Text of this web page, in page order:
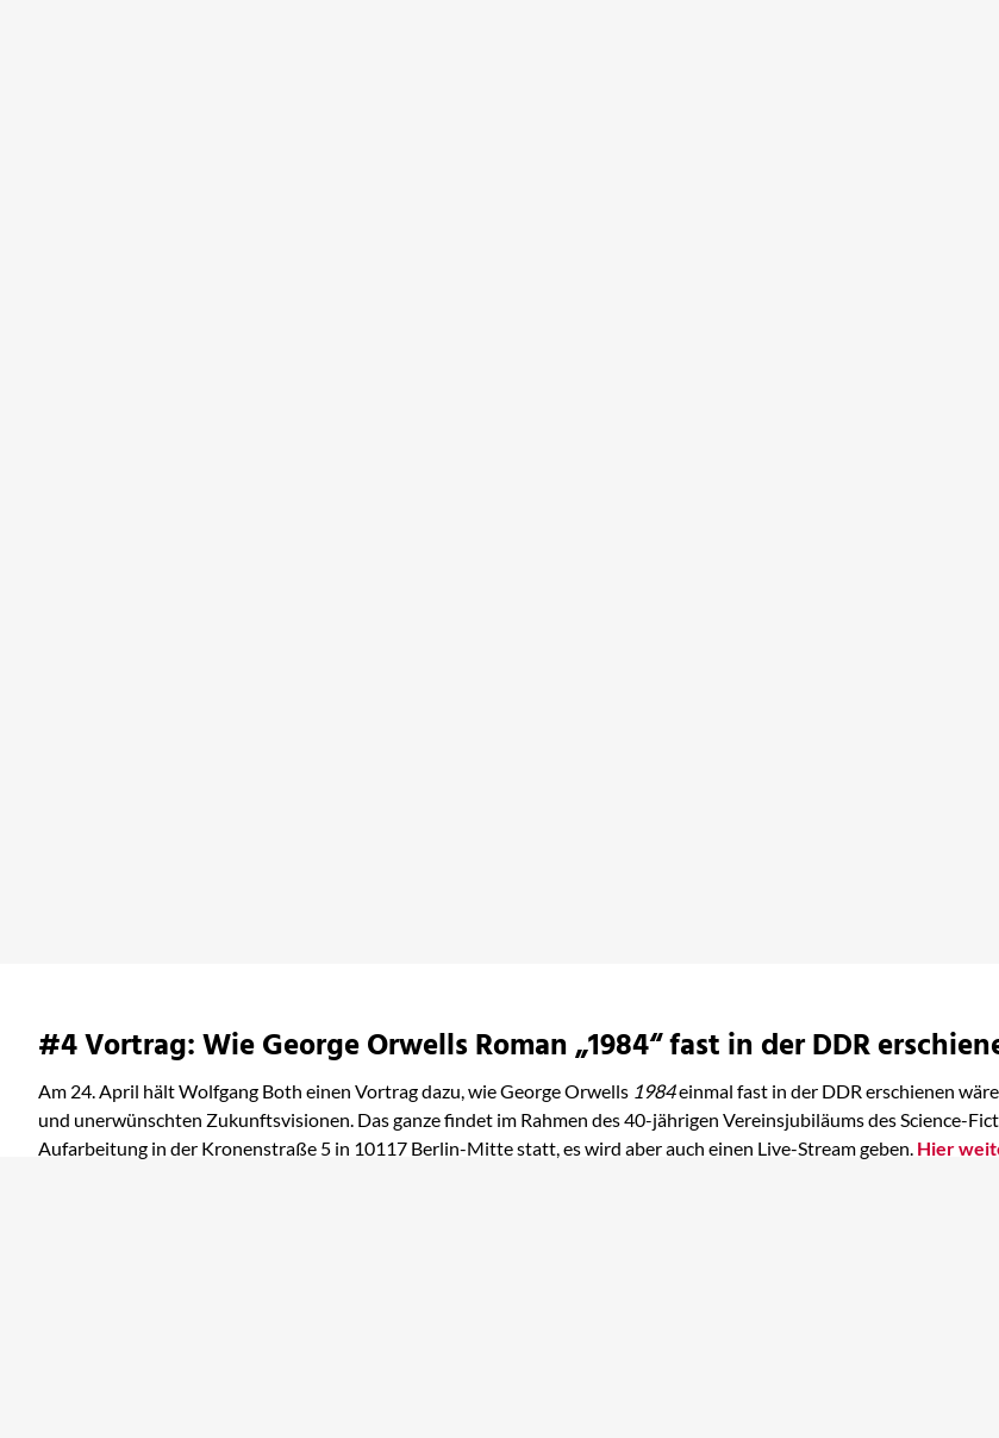
#4 Vortrag: Wie George Orwells Roman „1984“ fast in der DDR
Am 24. April hält Wolfgang Both einen Vortrag dazu, wie George Orwells 1984einmal fast in der DDR erschienen
und unerwünschten Zukunftsvisionen. Das ganze findet im Rahmen des 40-jährigen Vereinsjubiläums des Science-
Aufarbeitung in der Kronenstraße 5 in 10117 Berlin-Mitte statt, es wird aber auch einen Live-Stream geben. Hier